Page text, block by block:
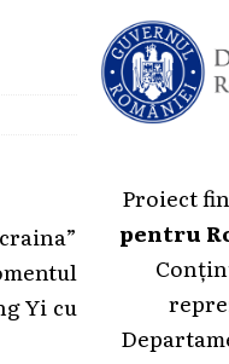
Yi cu
Proiect
pentru